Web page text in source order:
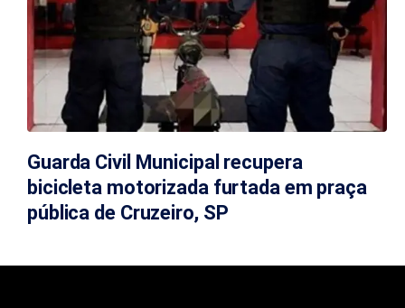
Guarda Civil Municipal recupera
bicicleta motorizada furtada em praça
pública de Cruzeiro, SP